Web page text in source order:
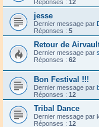
Réponses : 12
jesse
Dernier message par
Réponses : 5
Retour de
Dernier message par
Réponses : 62
Bon Festival !!!
Dernier message par
Réponses : 12
Tribal Dance
Dernier message par
Réponses : 12